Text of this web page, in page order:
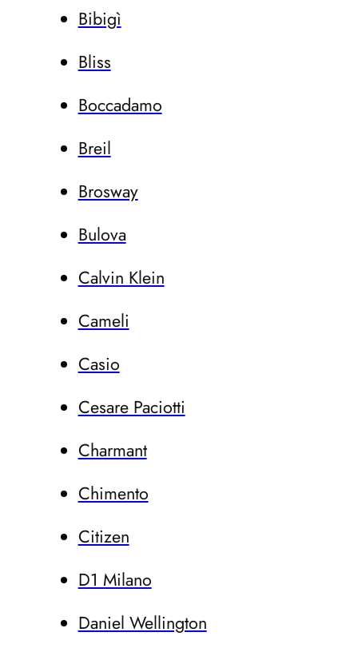
Bibigì
Bliss
Boccadamo
Breil
Brosway
Bulova
Calvin Klein
Cameli
Casio
Cesare Paciotti
Charmant
Chimento
Citizen
D1 Milano
Daniel Wellington